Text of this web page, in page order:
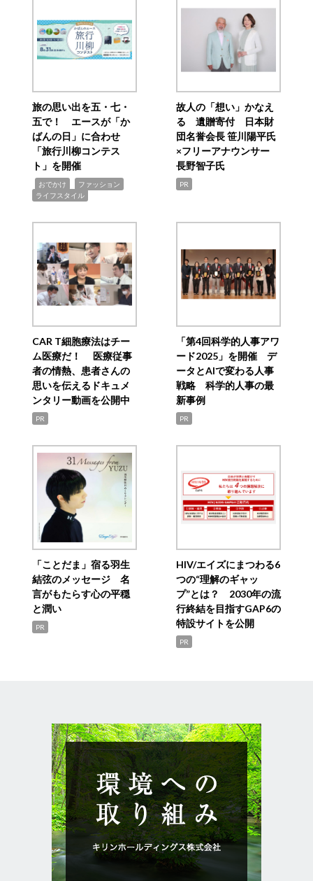
旅の思い出を五・七・
五で！ エースが「か
ばんの日」に合わせ
「旅行川柳コンテス
ト」を開催
おでかけ ファッション
ライフスタイル
故人の「想い」かなえ
る 遺贈寄付 日本財
団名誉会長 笹川陽平氏
×フリーアナウンサー
長野智子氏
PR
CAR T細胞療法はチー
ム医療だ！ 医療従事
者の情熱、患者さんの
思いを伝えるドキュメ
ンタリー動画を公開中
PR
「第4回科学的人事アワ
ード2025」を開催 デ
ータとAIで変わる人事
戦略 科学的人事の最
新事例
PR
「ことだま」宿る羽生
結弦のメッセージ 名
言がもたらす心の平穏
と潤い
PR
HIV/エイズにまつわる6
つの“理解のギャッ
プ”とは？ 2030年の流
行終結を目指すGAP6の
特設サイトを公開
PR